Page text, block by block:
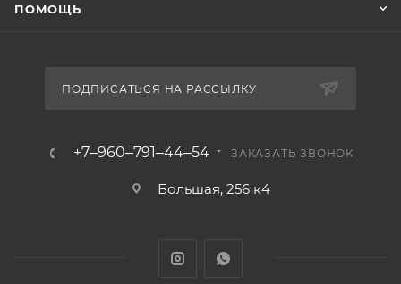
ПОМОЩЬ
ПОДПИСАТЬСЯ НА РАССЫЛКУ
+7‒960‒791‒44‒54 ЗАКАЗАТЬ ЗВОНОК
Большая, 256 к4